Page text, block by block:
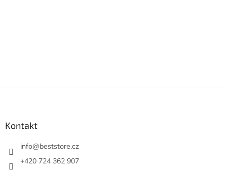
Kontakt
info@beststore.cz
+420 724 362 907